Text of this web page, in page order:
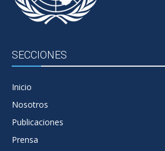
SECCIONES
Inicio
Nosotros
Publicaciones
Prensa